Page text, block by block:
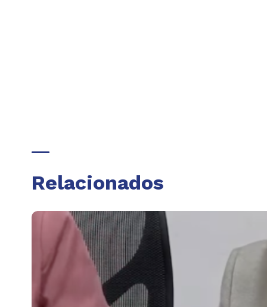
Relacionados